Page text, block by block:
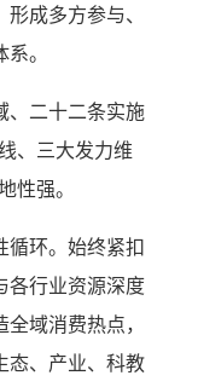
成多方参与、
。
、二十二条实施
、三大发力维
性强。
循环。始终紧扣
各行业资源深度
域消费热点，
态、产业、科教